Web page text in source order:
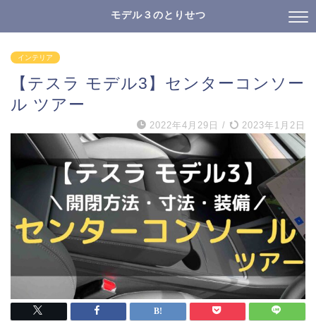
モデル３のとりせつ
インテリア
【テスラ モデル3】センターコンソー
ル ツアー
2022年4月29日 / 2023年1月2日